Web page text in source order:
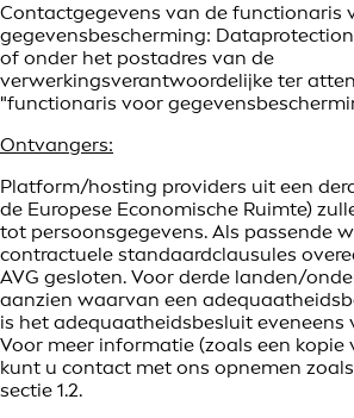
Contactgegevens van de functionaris
gegevensbescherming:
of onder het postadres van de
verwerkingsverantwoordelijke ter
"functionaris voor
Ontvangers:
Platform/hosting providers uit een
de Europese Economische Ruimte)
tot persoonsgegevens. Als passende
contractuele standaardclausules
AVG gesloten. Voor derde landen/
aanzien waarvan een
is het adequaatheidsbesluit eveneens
Voor meer informatie (zoals een kopie
kunt u contact met ons opnemen
sectie 1.2.